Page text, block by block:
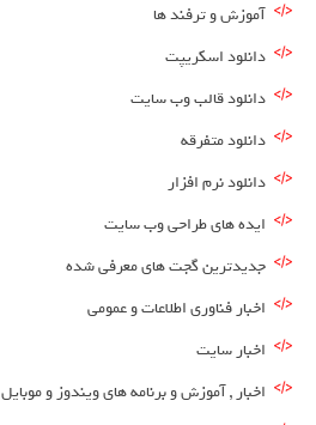
آموزش و ترفند ها
دانلود اسکریپت
دانلود قالب وب سایت
دانلود متفرقه
دانلود نرم افزار
ایده های طراحی وب سایت
جدیدترین گجت های معرفی شده
اخبار فناوری اطلاعات و عمومی
اخبار سایت
اخبار , آموزش و برنامه های ویندوز و موبایل